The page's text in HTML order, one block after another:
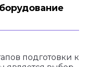
подготовки к